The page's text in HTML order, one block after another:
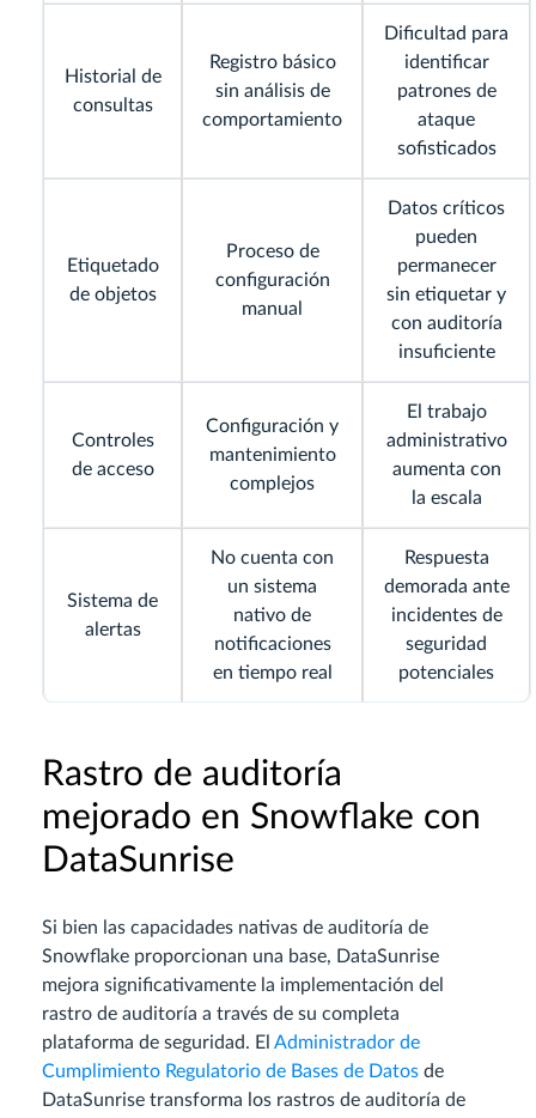
Historial de
consultas
Registro básico
sin análisis de
comportamiento
Dificultad para
identificar
patrones de
ataque
sofisticados
Etiquetado
de objetos
Proceso de
configuración
manual
Datos críticos
pueden
permanecer
sin etiquetar y
con auditoría
insuficiente
Controles
de acceso
Configuración y
mantenimiento
complejos
El trabajo
administrativo
aumenta con
la escala
Sistema de
alertas
No cuenta con
un sistema
nativo de
notificaciones
en tiempo real
Respuesta
demorada ante
incidentes de
seguridad
potenciales
Rastro de auditoría
mejorado en Snowflake con
DataSunrise
Si bien las capacidades nativas de auditoría de
Snowflake proporcionan una base, DataSunrise
mejora significativamente la implementación del
rastro de auditoría a través de su completa
plataforma de seguridad. El Administrador de
Cumplimiento Regulatorio de Bases de Datos de
DataSunrise transforma los rastros de auditoría de